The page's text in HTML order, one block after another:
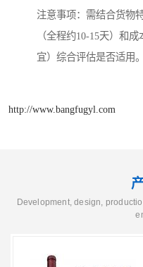
注意事项：需结合货物
（全程约10-15天）和
宜）综合评估是否适用。
http://www.bangfugyl.com
Development, design,